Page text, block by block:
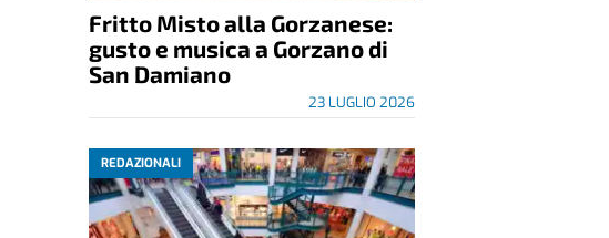
Fritto Misto alla Gorzanese:
gusto e musica a Gorzano di
San Damiano
23 LUGLIO 2026
REDAZIONALI